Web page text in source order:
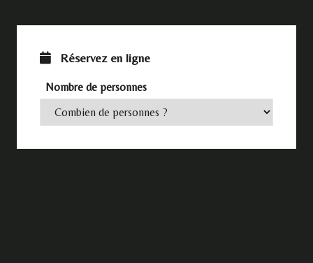
Réservez en ligne
Nombre de personnes